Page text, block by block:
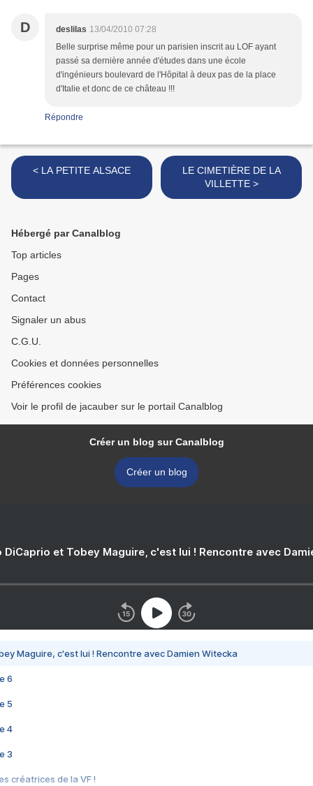
D deslilas 13/04/2010 07:28
Belle surprise même pour un parisien inscrit au LOF ayant
passé sa dernière année d'études dans une école
d'ingénieurs boulevard de l'Hôpital à deux pas de la place
d'Italie et donc de ce château !!!
Répondre
< LA PETITE ALSACE
LE CIMETIÈRE DE LA
VILLETTE >
Hébergé par Canalblog
Top articles
Pages
Contact
Signaler un abus
C.G.U.
Cookies et données personnelles
Préférences cookies
Voir le profil de jacauber sur le portail Canalblog
Créer un blog sur Canalblog
Créer un blog
DiCaprio et Tobey Maguire, c'est lui ! Rencontre avec
Maguire, c'est lui ! Rencontre avec Damien Witecka
6
5
4
3
créatrices de la VF !